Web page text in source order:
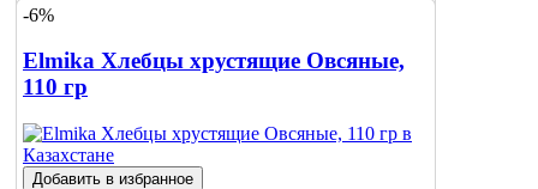
-6%
Elmika Хлебцы хрустящие Овсяные,
110 гр
Добавить в избранное